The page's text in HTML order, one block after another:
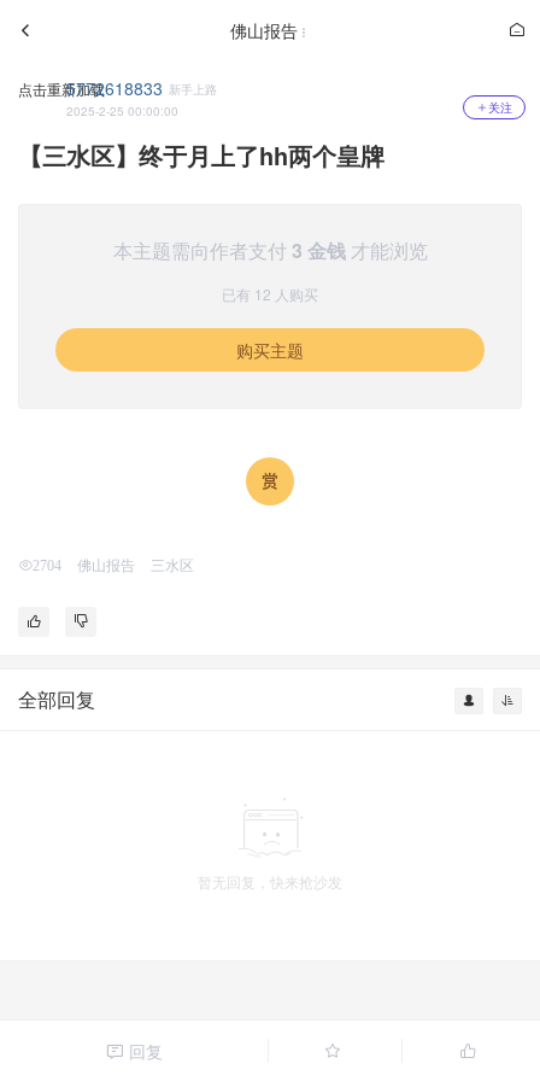
佛山报告
点击重新加载5772618833 新手上路
2025-2-25 00:00:00
关注
【三水区】终于月上了hh两个皇牌
本主题需向作者支付 3 金钱才能浏览
已有 12 人购买
购买主题
2704 佛山报告 三水区
全部回复
暂无回复，快来抢沙发
回复